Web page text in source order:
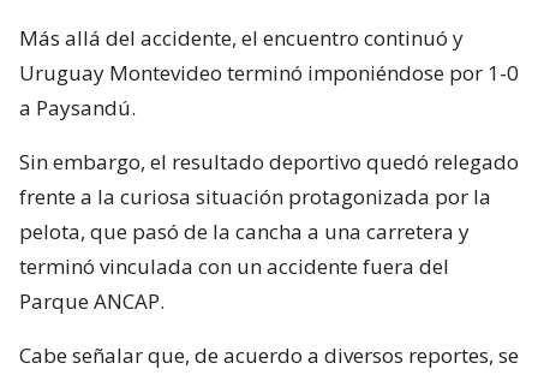
Más allá del accidente, el encuentro continuó y
Uruguay Montevideo terminó imponiéndose por 1-0
a Paysandú.
Sin embargo, el resultado deportivo quedó relegado
frente a la curiosa situación protagonizada por la
pelota, que pasó de la cancha a una carretera y
terminó vinculada con un accidente fuera del
Parque ANCAP.
Cabe señalar que, de acuerdo a diversos reportes, se